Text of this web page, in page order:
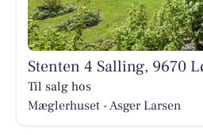
Stenten 4 Salling, 9670
Til salg hos
Mæglerhuset - Asger Larsen